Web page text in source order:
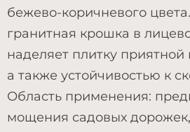
бежево-коричневого
гранитная крошка в
наделяет плитку
а также устойчивостью к
Область применения:
мощения садовых